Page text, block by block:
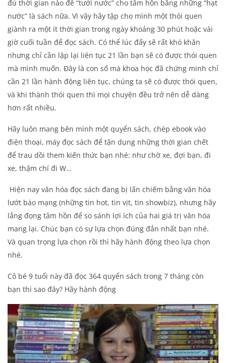
đủ thời gian nào đễ “tưới nước” cho tâm hồn bằng những “hạt
nước” là sách nữa. Vì vậy hãy tập cho mình một thói quen
giành ra một ít thời gian trong ngày khoảng 30 phút hoặc vài
giờ cuối tuần để đọc sách. Có thể lúc đấy sẽ rất khó khăn
nhưng chỉ cần lặp lại liên tục 21 lần bạn sẽ có được thói quen
mà mình muốn. Đây là con số mà khoa học đã chứng minh chỉ
cần 21 lần hành động liên tục, chúng ta sẽ có được thói quen,
và khi thành thói quen thì mọi chuyện đều trở nên dễ dàng
hơn rất nhiều.
Hãy luôn mang bên mình một quyển sách, chép ebook vào
điện thoại, máy đọc sách để tận dụng những thời gian chết
để trau dồi them kiến thức bạn nhé: như chờ xe, đợi bạn, đi
xe, thậm chí đi W…
Hiện nay văn hóa đọc sách đang bị lấn chiếm bằng văn hóa
lướt báo mạng (những tin hot, tin vịt, tin showbiz), nhưng hãy
lắng đọng tâm hồn để so sánh lợi ích của hai giá trị văn hóa
mang lại. Chúc bạn có sự lựa chọn đúng đắn nhất bạn nhé.
Và quan trọng lựa chọn rồi thì hãy hành động theo lựa chọn
nhé.
Cô bé 9 tuổi này đã đọc 364 quyển sách trong 7 tháng còn
bạn thì sao đây? Hãy hành động